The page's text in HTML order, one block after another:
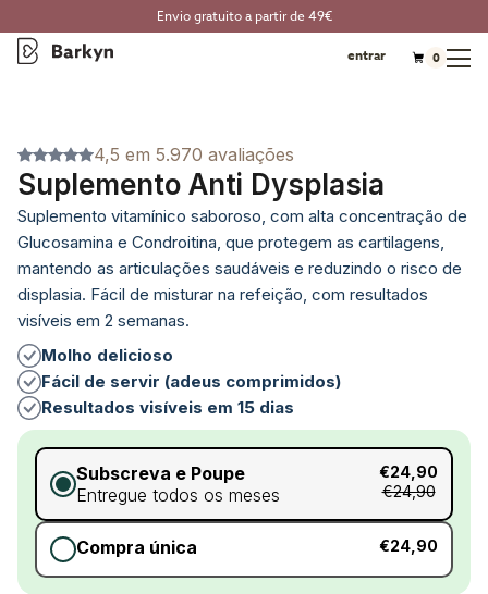
Envio gratuito a partir de 49€
entrar 0
4,5 em 5.970 avaliações
Suplemento Anti Dysplasia
Suplemento vitamínico saboroso, com alta concentração de
Glucosamina e Condroitina, que protegem as cartilagens,
mantendo as articulações saudáveis e reduzindo o risco de
displasia. Fácil de misturar na refeição, com resultados
visíveis em 2 semanas.
Molho delicioso
Fácil de servir (adeus comprimidos)
Resultados visíveis em 15 dias
Subscreva e Poupe
Entregue todos os meses
€24,90
€24,90
Compra única €24,90